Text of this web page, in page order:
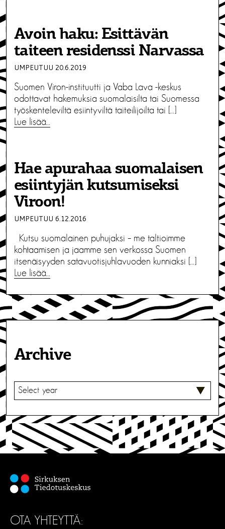
Avoin haku: Esittävän
taiteen residenssi Narvassa
UMPEUTUU 20.6.2019
Suomen Viron-instituutti ja Vaba Lava -keskus
odottavat hakemuksia suomalaisilta tai Suomessa
työskenteleviltä esiintyviltä taiteilijoilta tai […]
Lue lisää…
Hae apurahaa suomalaisen
esiintyjän kutsumiseksi
Viroon!
UMPEUTUU 6.12.2016
Kutsu suomalainen puhujaksi – me taltioimme
kohtaamisen ja jaamme sen verkossa Suomen
itsenäisyyden satavuotisjuhlavuoden kunniaksi […]
Lue lisää…
Archive
V
I
T
S
E
OTA YHTEYTTÄ: